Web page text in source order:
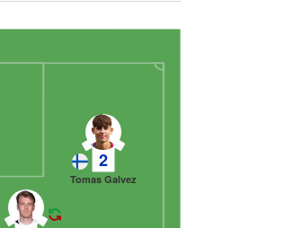
2
Tomas Galvez